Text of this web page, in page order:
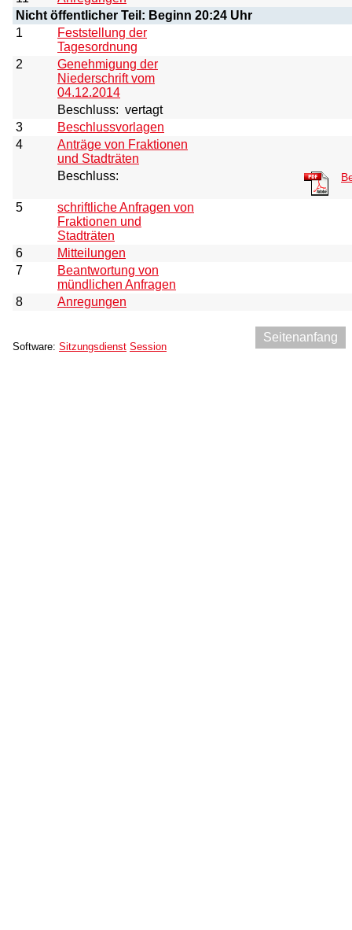
Nicht öffentlicher Teil: Beginn 20:24 Uhr
1
Feststellung der
Tagesordnung
2
Genehmigung der
Niederschrift vom
04.12.2014
Beschluss: vertagt
3
Beschlussvorlagen
4
Anträge von Fraktionen
und Stadträten
Beschluss:
5
schriftliche Anfragen von
Fraktionen und
Stadträten
6
Mitteilungen
7
Beantwortung von
mündlichen Anfragen
8
Anregungen
Seitenanfang
Software: Sitzungsdienst Session